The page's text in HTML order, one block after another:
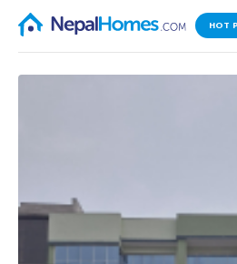
HOT